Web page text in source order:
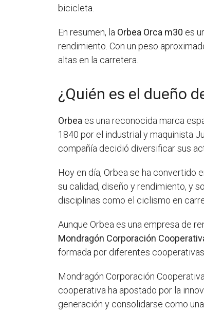
bicicleta.
En resumen, la Orbea Orca m30 es
rendimiento. Con un peso
altas en la carretera.
¿Quién es el dueño
Orbea es una reconocida marca
1840 por el industrial y maquinista
compañía decidió diversificar sus
Hoy en día, Orbea se ha convertido
su calidad, diseño y rendimiento, y
disciplinas como el ciclismo en
Aunque Orbea es una empresa de
Mondragón Corporación
formada por diferentes
Mondragón Corporación
cooperativa ha apostado por la
generación y consolidarse como